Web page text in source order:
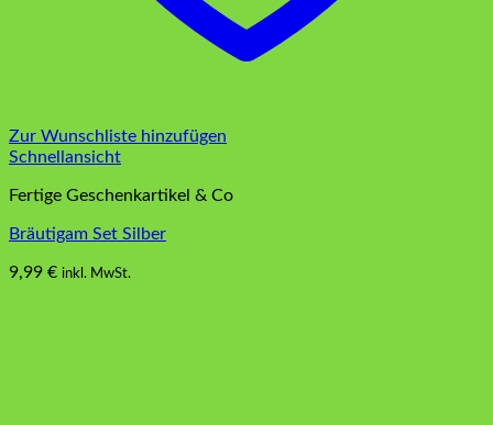
Zur Wunschliste hinzufügen
Schnellansicht
Fertige Geschenkartikel & Co
Bräutigam Set Silber
9,99 € inkl. MwSt.